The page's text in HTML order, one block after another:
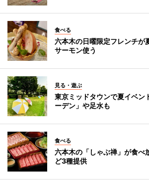
食べる
六本木の日曜限定フレンチ
サーモン使う
見る・遊ぶ
東京ミッドタウンで夏イベ
ーデン」や足水も
食べる
六本木の「しゃぶ禅」が食
ど3種提供